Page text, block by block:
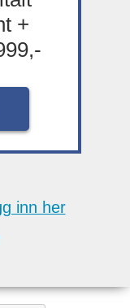
+
inn her